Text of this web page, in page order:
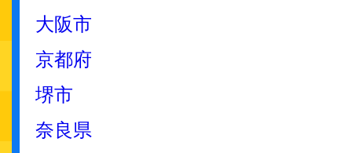
大阪市
京都府
堺市
奈良県